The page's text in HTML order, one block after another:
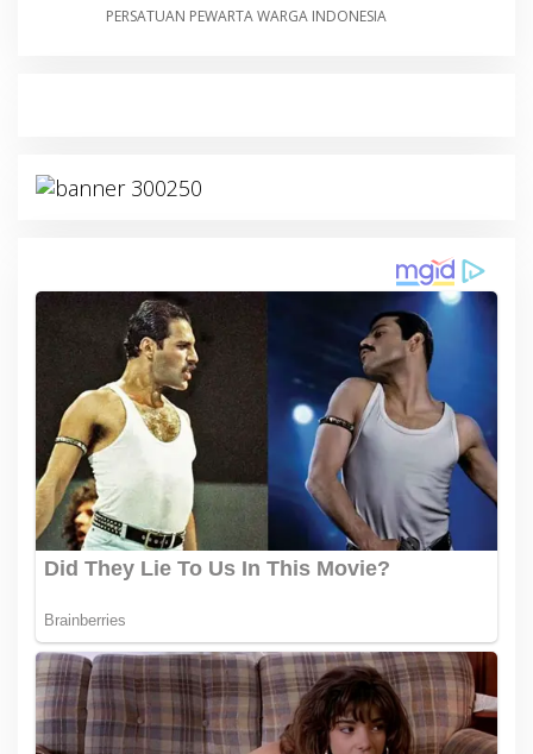
PERSATUAN PEWARTA WARGA INDONESIA